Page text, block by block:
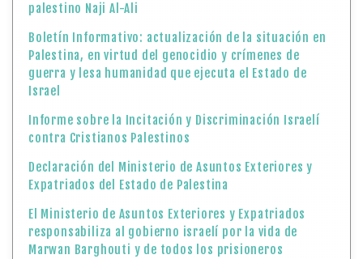
palestino Naji Al-Ali
Boletín Informativo: actualización de la situación en
Palestina, en virtud del genocidio y crímenes de
guerra y lesa humanidad que ejecuta el Estado de
Israel
Informe sobre la Incitación y Discriminación Israelí
contra Cristianos Palestinos
Declaración del Ministerio de Asuntos Exteriores y
Expatriados del Estado de Palestina
El Ministerio de Asuntos Exteriores y Expatriados
responsabiliza al gobierno israelí por la vida de
Marwan Barghouti y de todos los prisioneros